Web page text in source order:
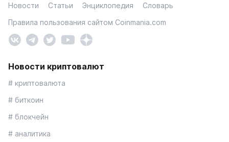
Новости Статьи Энциклопедия
Словарь
Правила пользования сайтом Coinmania.com
Новости криптовалют
# криптовалюта
# биткоин
# блокчейн
# аналитика